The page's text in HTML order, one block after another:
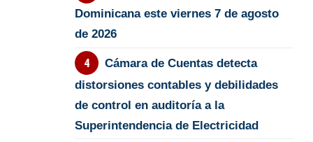
Dominicana este viernes 7 de agosto
de 2026
Cámara de Cuentas detecta
distorsiones contables y debilidades
de control en auditoría a la
Superintendencia de Electricidad